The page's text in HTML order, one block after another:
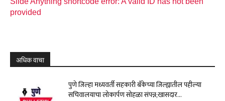
provided
अधिक वाचा
पुणे जिल्हा मध्यवर्ती सहकारी बॅंकेच्या जिल्ह्यातील पहील्या
सचिवालयाचा लोकार्पण सोहळा संपन्न;खासदार...